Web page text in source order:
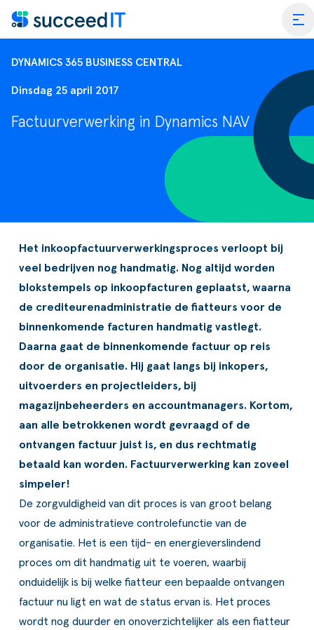
Apps
Factuurverwerking
Transportorders
Workflow
Voorraad management &
Documenten aanpassen
Blogs & Nieuws
Webinars & Events
Downloads
Klantcases
Business Central Trainingen
SucceedIT
aanpak
team
partners
doelen
DYNAMICS 365 BUSINESS CENTRAL
Dinsdag 25 april 2017
Factuurverwerking in Dynamics NAV
Het inkoopfactuurverwerkingsproces verloopt bij
veel bedrijven nog handmatig. Nog altijd worden
blokstempels op inkoopfacturen geplaatst, waarna
de crediteurenadministratie de fiatteurs voor de
binnenkomende facturen handmatig vastlegt.
Daarna gaat de binnenkomende factuur op reis
door de organisatie. Hij gaat langs bij inkopers,
uitvoerders en projectleiders, bij
magazijnbeheerders en accountmanagers. Kortom,
aan alle betrokkenen wordt gevraagd of de
ontvangen factuur juist is, en dus rechtmatig
betaald kan worden. Factuurverwerking kan zoveel
simpeler!
De zorgvuldigheid van dit proces is van groot belang
voor de administratieve controlefunctie van de
organisatie. Het is een tijd- en energieverslindend
proces om dit handmatig uit te voeren, waarbij
onduidelijk is bij welke fiatteur een bepaalde ontvangen
factuur nu ligt en wat de status ervan is. Het proces
wordt nog duurder en onoverzichtelijker als een fiatteur